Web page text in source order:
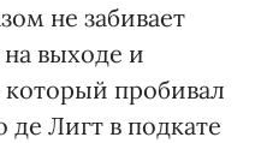
не забивает
выходе и
пробивал
Лигт в подкате